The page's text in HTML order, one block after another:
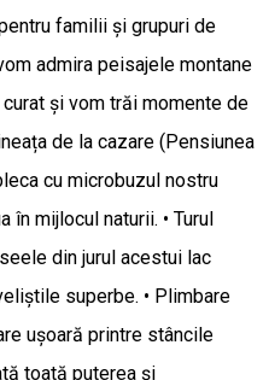
familii și grupuri de
admira peisajele montane
și vom trăi momente de
de la cazare (Pensiunea
cu microbuzul nostru
mijlocul naturii. • Turul
din jurul acestui lac
superbe. • Plimbare
ușoară printre stâncile
toată puterea și